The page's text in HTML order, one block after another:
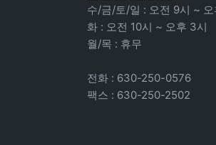
수/금/토/일 : 오전 9시 ~ 오
화 : 오전 10시 ~ 오후 3시
월/목 : 휴무
전화 : 630-250-0576
팩스 : 630-250-2502